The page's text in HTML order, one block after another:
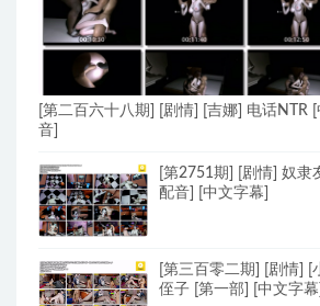
[第二百六十八期] [剧情] [吉娜] 电话NTR
音]
[第2751期] [剧情] 奴隶
配音] [中文字幕]
[第三百零二期] [剧情] [
侄子 [第一部] [中文字